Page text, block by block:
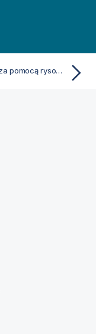
Selekcja za pomocą rysowania